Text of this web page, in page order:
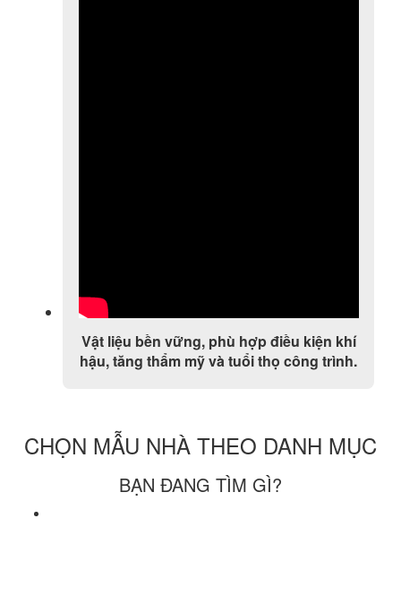
Vật liệu bền vững, phù hợp điều kiện khí
hậu, tăng thẩm mỹ và tuổi thọ công trình.
CHỌN MẪU NHÀ THEO DANH MỤC
BẠN ĐANG TÌM GÌ?